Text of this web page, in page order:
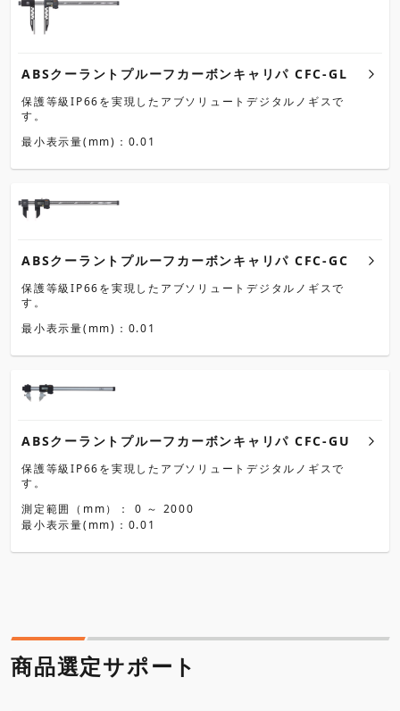
ABSクーラントプルーフカーボンキャリパ CFC-GL
保護等級IP66を実現したアブソリュートデジタルノギスで
す。
最小表示量(mm)：0.01
ABSクーラントプルーフカーボンキャリパ CFC-GC
保護等級IP66を実現したアブソリュートデジタルノギスで
す。
最小表示量(mm)：0.01
ABSクーラントプルーフカーボンキャリパ CFC-GU
保護等級IP66を実現したアブソリュートデジタルノギスで
す。
測定範囲（mm）： 0 ～ 2000
最小表示量(mm)：0.01
商品選定サポート